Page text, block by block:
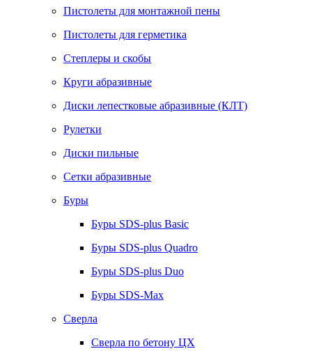
Пистолеты для монтажной пены
Пистолеты для герметика
Степлеры и скобы
Круги абразивные
Диски лепестковые абразивные (КЛТ)
Рулетки
Диски пильные
Сетки абразивные
Буры
Буры SDS-plus Basic
Буры SDS-plus Quadro
Буры SDS-plus Duo
Буры SDS-Max
Сверла
Сверла по бетону ЦХ